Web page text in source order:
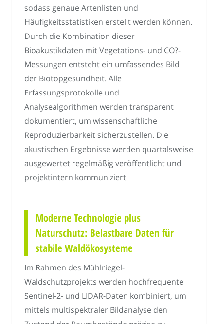
sodass genaue Artenlisten und
Häufigkeitsstatistiken erstellt werden können.
Durch die Kombination dieser
Bioakustikdaten mit Vegetations- und CO?-
Messungen entsteht ein umfassendes Bild
der Biotopgesundheit. Alle
Erfassungsprotokolle und
Analysealgorithmen werden transparent
dokumentiert, um wissenschaftliche
Reproduzierbarkeit sicherzustellen. Die
akustischen Ergebnisse werden quartalsweise
ausgewertet regelmäßig veröffentlicht und
projektintern kommuniziert.
Moderne Technologie plus
Naturschutz: Belastbare Daten für
stabile Waldökosysteme
Im Rahmen des Mühlriegel-
Waldschutzprojekts werden hochfrequente
Sentinel-2- und LIDAR-Daten kombiniert, um
mittels multispektraler Bildanalyse den